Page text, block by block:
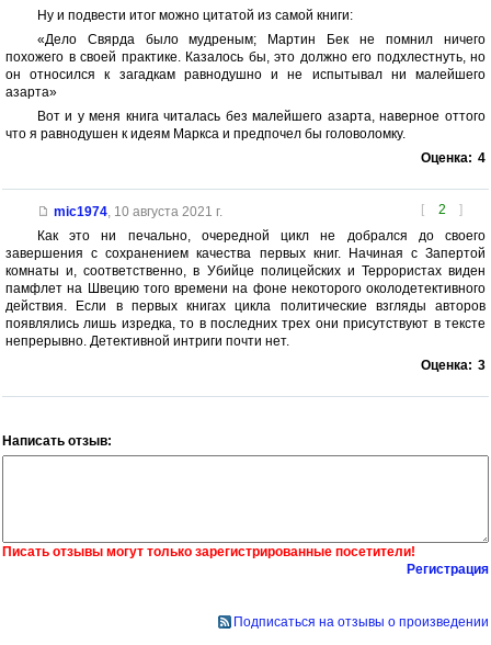
Ну и подвести итог можно цитатой из самой книги:
«Дело Свярда было мудреным; Мартин Бек не помнил ничего
похожего в своей практике. Казалось бы, это должно его подхлестнуть, но
он относился к загадкам равнодушно и не испытывал ни малейшего
азарта»
Вот и у меня книга читалась без малейшего азарта, наверное оттого
что я равнодушен к идеям Маркса и предпочел бы головоломку.
Оценка: 4
[ 2 ]
mic1974, 10 августа 2021 г.
Как это ни печально, очередной цикл не добрался до своего
завершения с сохранением качества первых книг. Начиная с Запертой
комнаты и, соответственно, в Убийце полицейских и Террористах виден
памфлет на Швецию того времени на фоне некоторого околодетективного
действия. Если в первых книгах цикла политические взгляды авторов
появлялись лишь изредка, то в последних трех они присутствуют в тексте
непрерывно. Детективной интриги почти нет.
Оценка: 3
Написать отзыв:
Писать отзывы могут только зарегистрированные посетители!
Регистрация
Подписаться на отзывы о произведении